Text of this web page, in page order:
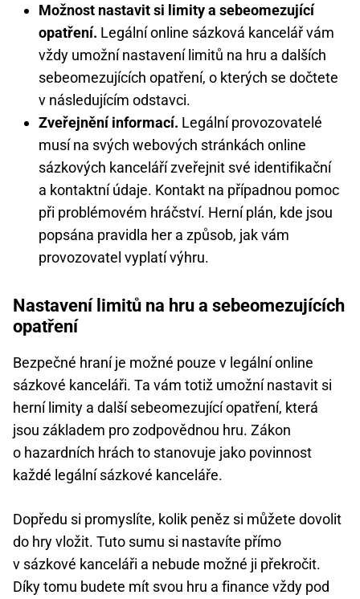
Možnost nastavit si limity a sebeomezující
opatření. Legální online sázková kancelář vám
vždy umožní nastavení limitů na hru a dalších
sebeomezujících opatření, o kterých se dočtete
v následujícím odstavci.
Zveřejnění informací. Legální provozovatelé
musí na svých webových stránkách online
sázkových kanceláří zveřejnit své identifikační
a kontaktní údaje. Kontakt na případnou pomoc
při problémovém hráčství. Herní plán, kde jsou
popsána pravidla her a způsob, jak vám
provozovatel vyplatí výhru.
Nastavení limitů na hru a sebeomezujících
opatření
Bezpečné hraní je možné pouze v legální online
sázkové kanceláři. Ta vám totiž umožní nastavit si
herní limity a další sebeomezující opatření, která
jsou základem pro zodpovědnou hru. Zákon
o hazardních hrách to stanovuje jako povinnost
každé legální sázkové kanceláře.
Dopředu si promyslíte, kolik peněz si můžete dovolit
do hry vložit. Tuto sumu si nastavíte přímo
v sázkové kanceláři a nebude možné ji překročit.
Díky tomu budete mít svou hru a finance vždy pod